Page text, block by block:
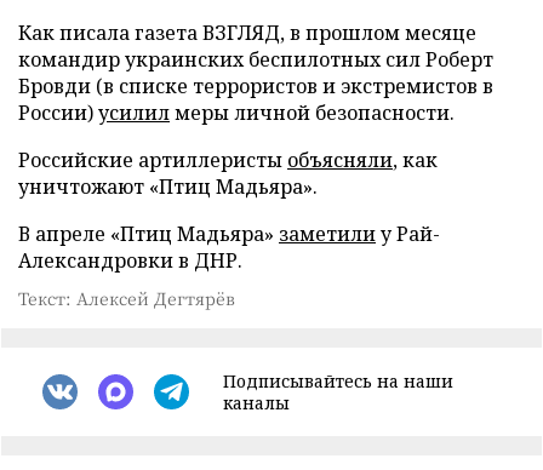
Как писала газета ВЗГЛЯД, в прошлом месяце
командир украинских беспилотных сил Роберт
Бровди (в списке террористов и экстремистов в
России)усилилмеры личной безопасности.
Российские артиллеристы объясняли, как
уничтожают «Птиц Мадьяра».
В апреле «Птиц Мадьяра» заметилиу Рай-
Александровки в ДНР.
Текст: Алексей Дегтярёв
Подписывайтесь на наши
каналы